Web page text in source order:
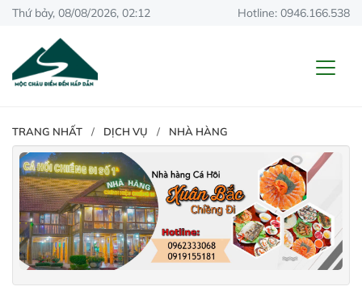
Thứ bảy, 08/08/2026, 02:12 Hotline: 0946.166.538
TRANG NHẤT DỊCH VỤ NHÀ HÀNG